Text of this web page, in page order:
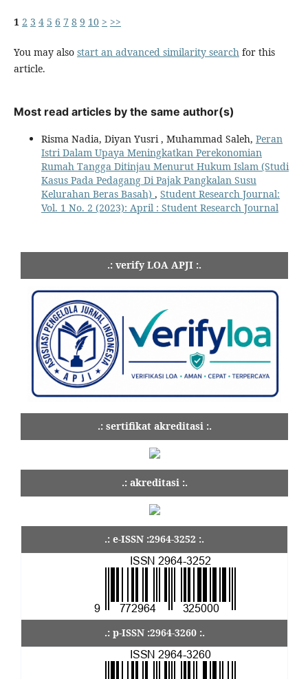
1 2 3 4 5 6 7 8 9 10 > >>
You may also start an advanced similarity searchfor this
article.
Most read articles by the same author(s)
Risma Nadia, Diyan Yusri , Muhammad Saleh, Peran
Istri Dalam Upaya Meningkatkan Perekonomian
Rumah Tangga Ditinjau Menurut Hukum Islam (Studi
Kasus Pada Pedagang Di Pajak Pangkalan Susu
Kelurahan Beras Basah) , Student Research Journal:
Vol. 1 No. 2 (2023): April : Student Research Journal
.: verify LOA APJI :.
.: sertifikat akreditasi :.
.: akreditasi :.
.: e-ISSN :2964-3252 :.
.: p-ISSN :2964-3260 :.